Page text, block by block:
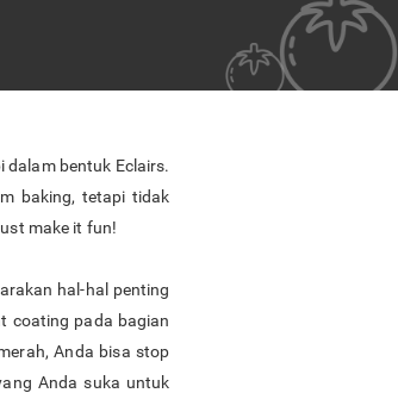
dalam bentuk Eclairs.
baking, tetapi tidak
make it fun!
hal-hal penting
coating pada bagian
Anda bisa stop
Anda suka untuk